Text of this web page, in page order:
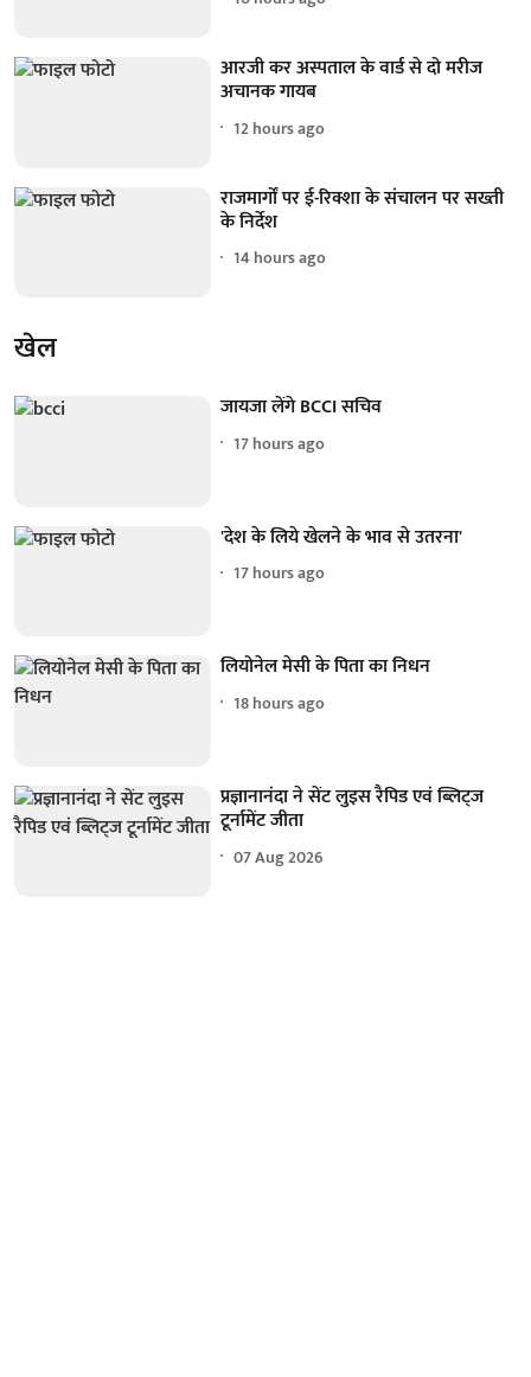
आरजी कर अस्पताल के वार्ड से दो मरीज
अचानक गायब
12 hours ago
राजमार्गों पर ई-रिक्शा के संचालन पर सख्ती
के निर्देश
14 hours ago
खेल
जायजा लेंगे BCCI सचिव
17 hours ago
'देश के लिये खेलने के भाव से उतरना'
17 hours ago
लियोनेल मेसी के पिता का निधन
18 hours ago
प्रज्ञानानंदा ने सेंट लुइस रैपिड एवं ब्लिट्ज
टूर्नामेंट जीता
07 Aug 2026